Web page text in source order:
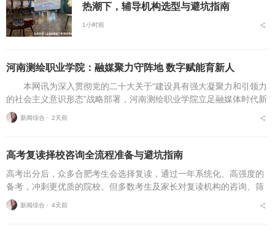
热潮下，辅导机构选型与避坑指南
1小时前
河南测绘职业学院：融媒聚力守阵地 数字赋能育新人
本网讯为深入贯彻党的二十大关于“建设具有强大凝聚力和引领力
的社会主义意识形态”战略部署，河南测绘职业学院立足融媒体时代新
挑战，扎实推进在风险研判、机制创新、技术赋能、实践育人等方面
的路径分析与研...
新闻综合 ⋅ 2天前
高考复读择校咨询全流程准备与避坑指南
高考出分后，众多合肥考生会选择复读，通过一年系统化、高强度的
备考，冲刺更优质的院校。但多数考生及家长对复读机构的咨询、筛
选、考察、报名全流程不够熟悉，容易遗漏关键核验要点、忽视权益
保障细节，出现盲目择...
新闻综合 ⋅ 4天前